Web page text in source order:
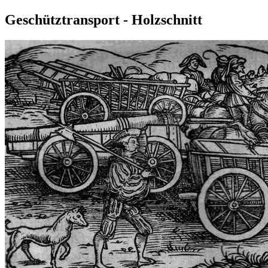
Geschütztransport - Holzschnitt